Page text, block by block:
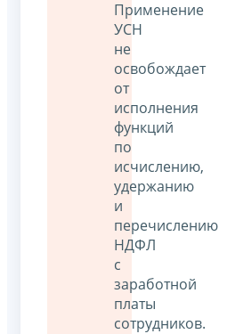
Применение
УСН
не
освобождает
от
исполнения
функций
по
исчислению,
удержанию
и
перечислению
НДФЛ
с
заработной
платы
сотрудников.